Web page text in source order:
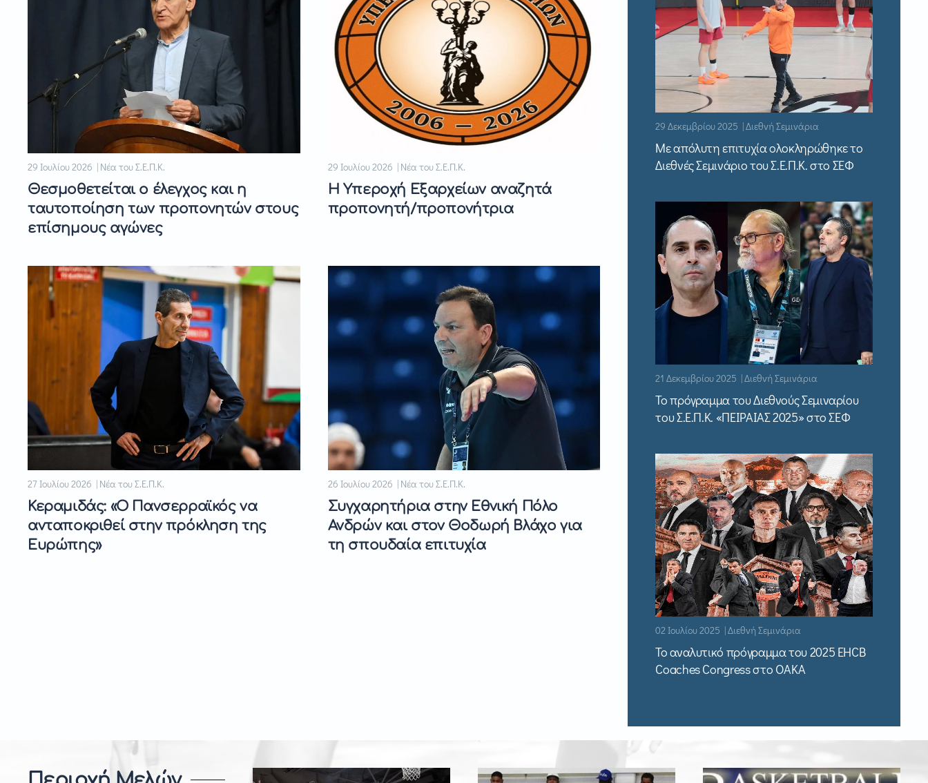
29 Ιουλίου 2026 | Νέα του Σ.Ε.Π.Κ.
Θεσμοθετείται ο έλεγχος και η
ταυτοποίηση των προπονητών στους
επίσημους αγώνες
29 Ιουλίου 2026 | Νέα του Σ.Ε.Π.Κ.
Η Υπεροχή Εξαρχείων αναζητά
προπονητή/προπονήτρια
27 Ιουλίου 2026 | Νέα του Σ.Ε.Π.Κ.
Κεραμιδάς: «Ο Πανσερραϊκός να
ανταποκριθεί στην πρόκληση της
Ευρώπης»
26 Ιουλίου 2026 | Νέα του Σ.Ε.Π.Κ.
Συγχαρητήρια στην Εθνική Πόλο
Ανδρών και στον Θοδωρή Βλάχο για
τη σπουδαία επιτυχία
29 Δεκεμβρίου 2025 | Διεθνή Σεμινάρια
Με απόλυτη επιτυχία ολοκληρώθηκε το
Διεθνές Σεμινάριο του Σ.Ε.Π.Κ. στο ΣΕΦ
21 Δεκεμβρίου 2025 | Διεθνή Σεμινάρια
Το πρόγραμμα του Διεθνούς Σεμιναρίου
του Σ.Ε.Π.Κ. «ΠΕΙΡΑΙΑΣ 2025» στο ΣΕΦ
02 Ιουλίου 2025 | Διεθνή Σεμινάρια
Το αναλυτικό πρόγραμμα του 2025 EHCB
Coaches Congress στο ΟΑΚΑ